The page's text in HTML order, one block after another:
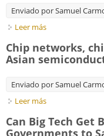
Enviado porSamuel
Leer más
Chip networks,
Asian
Enviado porSamuel
Leer más
Can Big Tech Get